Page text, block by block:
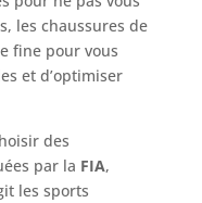
les chaussures de
fine pour vous
et d’optimiser
des
par la FIA,
les sports